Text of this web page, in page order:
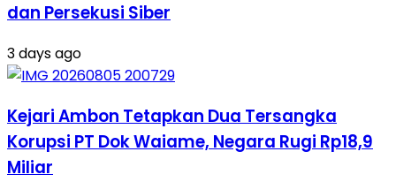
dan Persekusi Siber
3 days ago
Kejari Ambon Tetapkan Dua Tersangka
Korupsi PT Dok Waiame, Negara Rugi Rp18,9
Miliar